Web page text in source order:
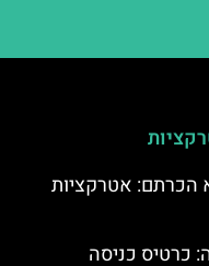
הכרתם: אטרקציות
כרטיס כניסה